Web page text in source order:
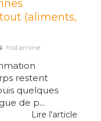
(aliments,
histamine
restent
quelques
de p...
Lire l'article